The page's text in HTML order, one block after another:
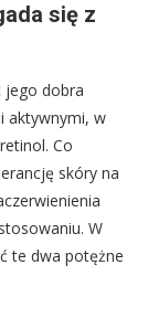
się z
jego dobra
aktywnymi, w
Co
skóry na
W
te dwa potężne